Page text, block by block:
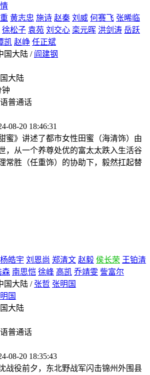
黄志忠 施诗 赵秦 刘威 何赛飞 张晞临
徐松子 袁苑 刘交心 栾元晖 洪剑涛 岳跃
凯 赵峥 任正斌
国大陆 / 阎建钢
大陆
钟
普通话
08-20 18:46:31
甜蜜》讲述了都市女性田蜜（海清饰）由
，从一个养尊处优的富太太跌入生活谷
常胜（任重饰）的协助下，毅然扛起替
杨皓宇 刘恩尚 郑清文 赵毅 侯长荣 王铂清
森 南思恺 徐峰 高凯 乔靖雯 訾富尔
国大陆 / 张哲 张明国
国
大陆
普通话
08-20 18:35:43
战役前夕，东北野战军闪击锦州外围县